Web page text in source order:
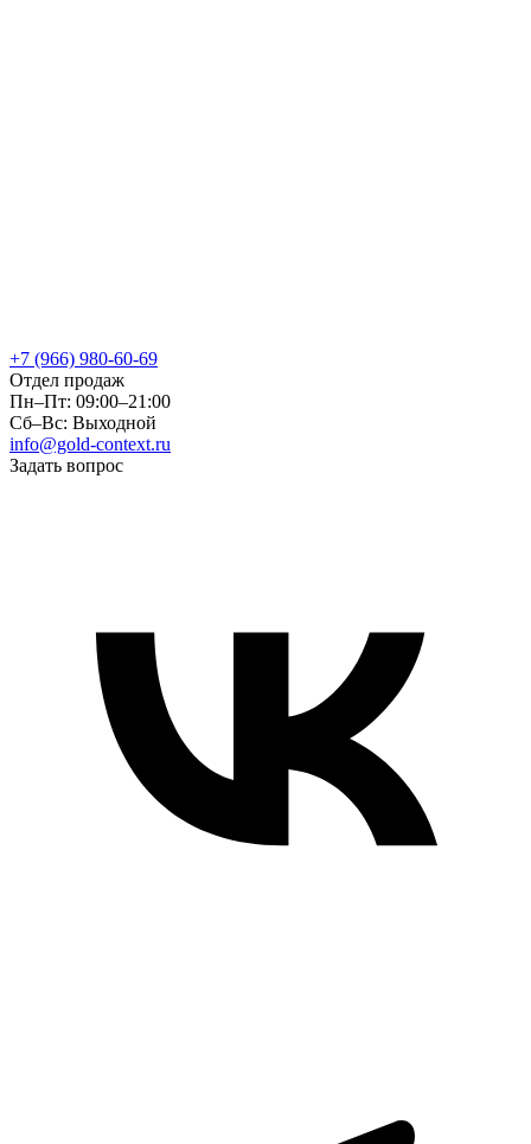
+7 (966) 980-60-69
Отдел продаж
Пн–Пт: 09:00–21:00
Сб–Вс: Выходной
info@gold-context.ru
Задать вопрос